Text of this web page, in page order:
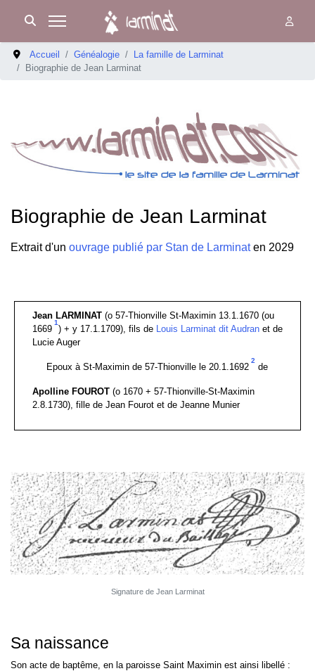
Accueil Généalogie
La famille de Larminat
Biographie de Jean Larminat
Biographie de Jean Larminat
Extrait d'un ouvrage publié par Stan de Larminaten 2029
Jean LARMINAT (o 57-Thionville St-Maximin 13.1.1670 (ou
1669
1
) + y 17.1.1709), fils de Louis Larminat dit Audran et de
Lucie Auger
Epoux à St-Maximin de 57-Thionville le 20.1.1692
2
de
Apolline FOUROT (o 1670 + 57-Thionville-St-Maximin
2.8.1730), fille de Jean Fourot et de Jeanne Munier
Signature de Jean Larminat
Sa naissance
Son acte de baptême, en la paroisse Saint Maximin est ainsi libellé :